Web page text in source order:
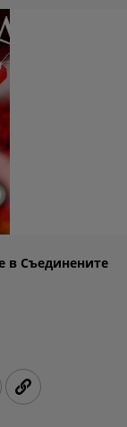
в Съединенитe